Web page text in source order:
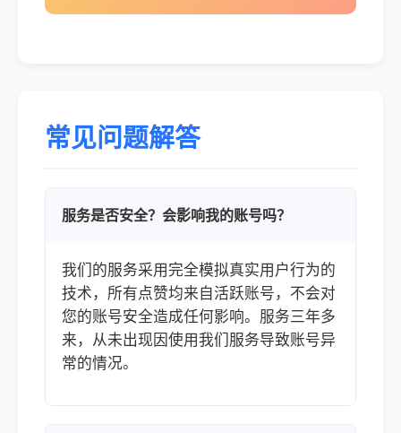
常见问题解答
服务是否安全？会影响我的账号吗？
我们的服务采用完全模拟真实用户行为的
技术，所有点赞均来自活跃账号，不会对
您的账号安全造成任何影响。服务三年多
来，从未出现因使用我们服务导致账号异
常的情况。